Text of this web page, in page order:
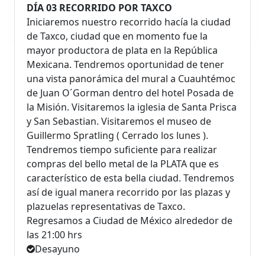
DÍA 03 RECORRIDO POR TAXCO
Iniciaremos nuestro recorrido hacía la ciudad
de Taxco, ciudad que en momento fue la
mayor productora de plata en la República
Mexicana. Tendremos oportunidad de tener
una vista panorámica del mural a Cuauhtémoc
de Juan O´Gorman dentro del hotel Posada de
la Misión. Visitaremos la iglesia de Santa Prisca
y San Sebastian. Visitaremos el museo de
Guillermo Spratling ( Cerrado los lunes ).
Tendremos tiempo suficiente para realizar
compras del bello metal de la PLATA que es
característico de esta bella ciudad. Tendremos
así de igual manera recorrido por las plazas y
plazuelas representativas de Taxco.
Regresamos a Ciudad de México alrededor de
las 21:00 hrs
Desayuno